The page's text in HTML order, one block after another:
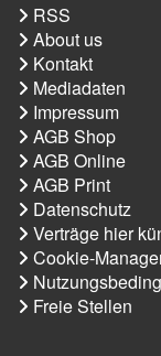
RSS
About us
Kontakt
Mediadaten
Impressum
AGB Shop
AGB Online
AGB Print
Datenschutz
Verträge hier
Cookie-
Freie Stellen